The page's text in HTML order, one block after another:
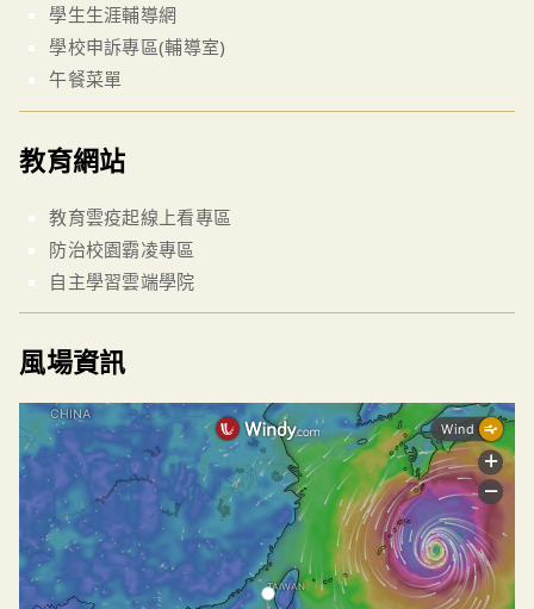
學生生涯輔導網
學校申訴專區(輔導室)
午餐菜單
教育網站
教育雲疫起線上看專區
防治校園霸凌專區
自主學習雲端學院
風場資訊